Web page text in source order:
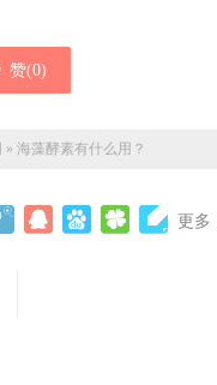
赞(0)
» 海藻酵素有什么用？
更多